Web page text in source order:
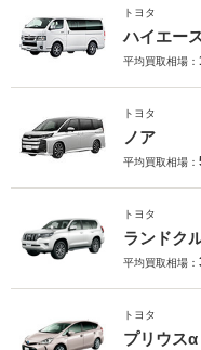
トヨタ
ハイエー
平均買取相場：
トヨタ
ノア
平均買取相場：
トヨタ
ランドク
平均買取相場：
トヨタ
プリウスα